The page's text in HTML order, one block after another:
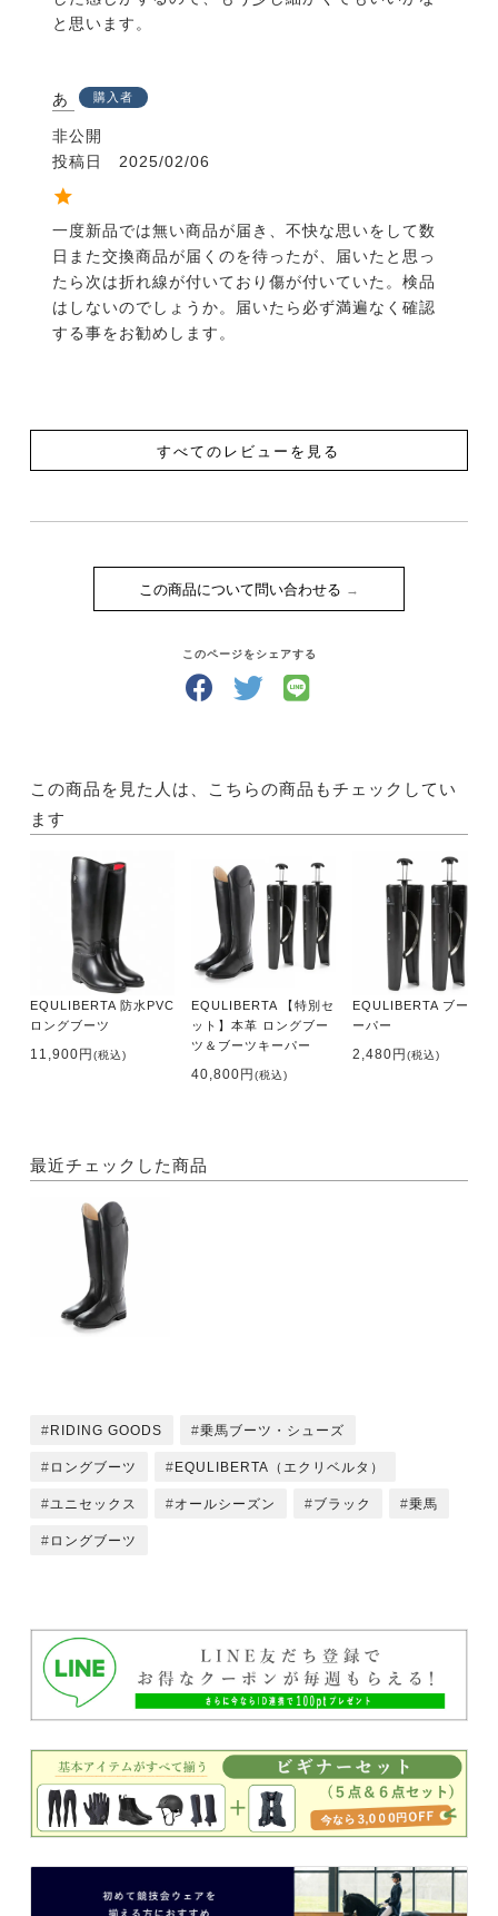
と思います。
あ 購入者
非公開
投稿日
2025/02/06
一度新品では無い商品が届き、不快な思いをして数
日また交換商品が届くのを待ったが、届いたと思っ
たら次は折れ線が付いており傷が付いていた。検品
はしないのでしょうか。届いたら必ず満遍なく確認
する事をお勧めします。
すべてのレビューを見る
この商品について問い合わせる
このページをシェアする
この商品を見た人は、こちらの商品もチェックしてい
ます
EQULIBERTA 防水PVC
ロングブーツ
11,900円(税込)
EQULIBERTA 【特別セ
ット】本革 ロングブー
ツ＆ブーツキーパー
40,800円(税込)
EQULIBERTA ブーツキ
ーパー
2,480円(税込)
最近チェックした商品
RIDING GOODS 乗馬ブーツ・シューズ
ロングブーツ EQULIBERTA（エクリベルタ）
ユニセックス オールシーズン ブラック 乗馬
ロングブーツ